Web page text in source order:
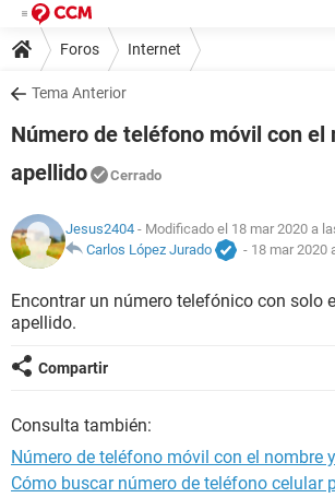
Foros Internet
Tema Anterior
Número de teléfono móvil con el
apellido
Cerrado
Jesus2404 - Modificado el 18 mar 2020 a
Carlos López Jurado
- 18 mar 2020
Encontrar un número telefónico con solo
apellido.
Compartir
Consulta también:
Número de teléfono móvil con el nombre
Cómo buscar número de teléfono celular